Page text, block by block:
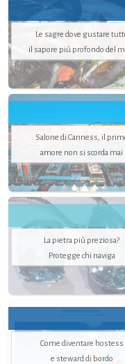
Le sagre dove gustare
il sapore più profondo del
Salone di Canness, il
amore non si scorda mai
La pietra più preziosa?
Protegge chi naviga
Come diventare hostess
e steward di bordo